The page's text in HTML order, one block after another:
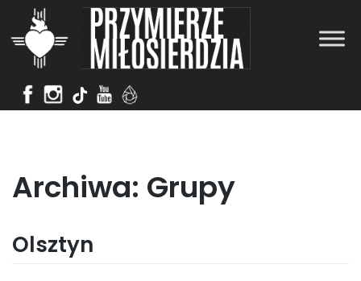
content
Archiwa: Grupy
Olsztyn